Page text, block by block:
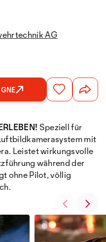
AG
Speziell für
mit
Leistet wirkungsvolle
während der
ohne Pilot, völlig